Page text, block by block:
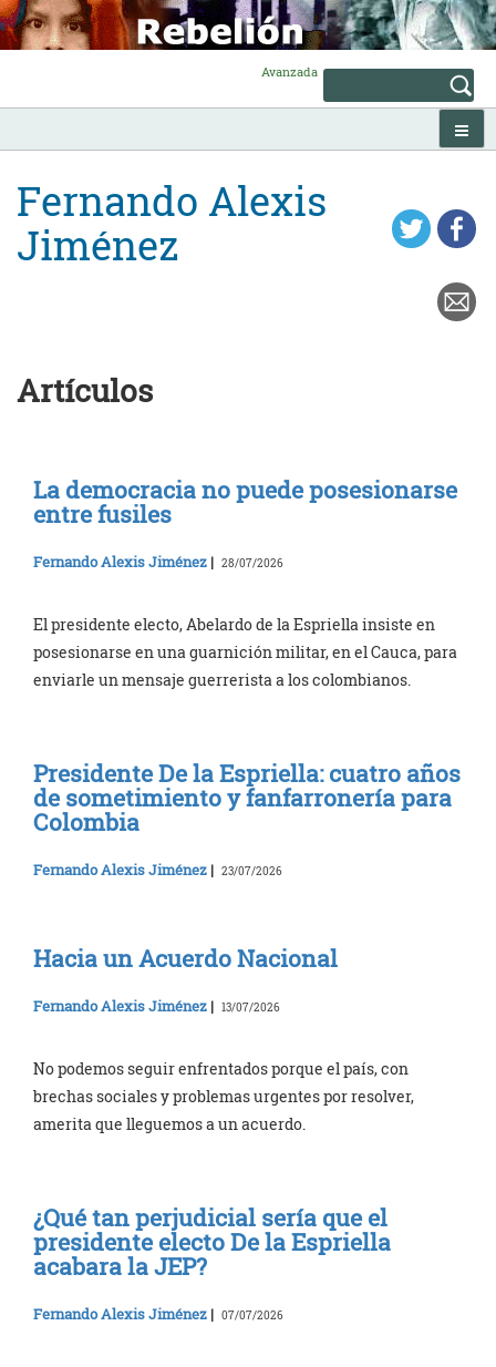
Skip
to
content
Avanzada
Fernando Alexis
Jiménez
Artículos
La democracia no puede posesionarse
entre fusiles
Fernando Alexis Jiménez | 28/07/2026
El presidente electo, Abelardo de la Espriella insiste en
posesionarse en una guarnición militar, en el Cauca, para
enviarle un mensaje guerrerista a los colombianos.
Presidente De la Espriella: cuatro años
de sometimiento y fanfarronería para
Colombia
Fernando Alexis Jiménez | 23/07/2026
Hacia un Acuerdo Nacional
Fernando Alexis Jiménez | 13/07/2026
No podemos seguir enfrentados porque el país, con
brechas sociales y problemas urgentes por resolver,
amerita que lleguemos a un acuerdo.
¿Qué tan perjudicial sería que el
presidente electo De la Espriella
acabara la JEP?
Fernando Alexis Jiménez | 07/07/2026